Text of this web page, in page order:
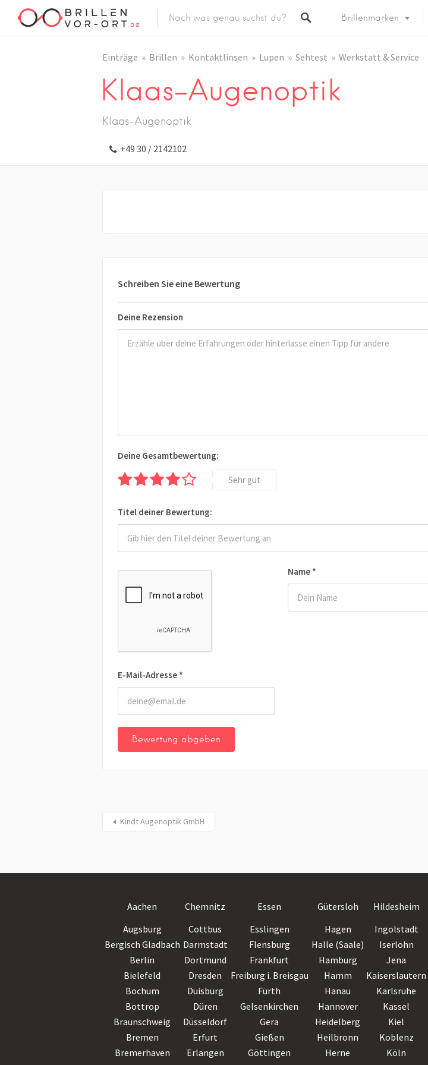
Brillenmarken
Einträge Brillen Kontaktlinsen Lupen Sehtest Werkstatt & Service
Klaas-Augenoptik
Klaas-Augenoptik
+49 30 / 2142102
Schreiben Sie eine Bewertung
Deine Rezension
Name *
E-Mail-Adresse *
Deine Gesamtbewertung:
Sehr gut
Titel deiner Bewertung:
Kindt Augenoptik GmbH
Aachen Chemnitz Essen Gütersloh Hildesheim
Augsburg
Cottbus Esslingen Hagen Ingolstadt
Bergisch Gladbach Darmstadt Flensburg Halle (Saale) Iserlohn
Berlin
Dortmund Frankfurt Hamburg Jena
Bielefeld
Dresden Freiburg i. Breisgau Hamm Kaiserslautern
Bochum
Duisburg Fürth Hanau Karlsruhe
Bottrop
Düren Gelsenkirchen Hannover Kassel
Braunschweig
Düsseldorf Gera Heidelberg Kiel
Bremen
Erfurt Gießen Heilbronn Koblenz
Bremerhaven
Erlangen Göttingen Herne Köln